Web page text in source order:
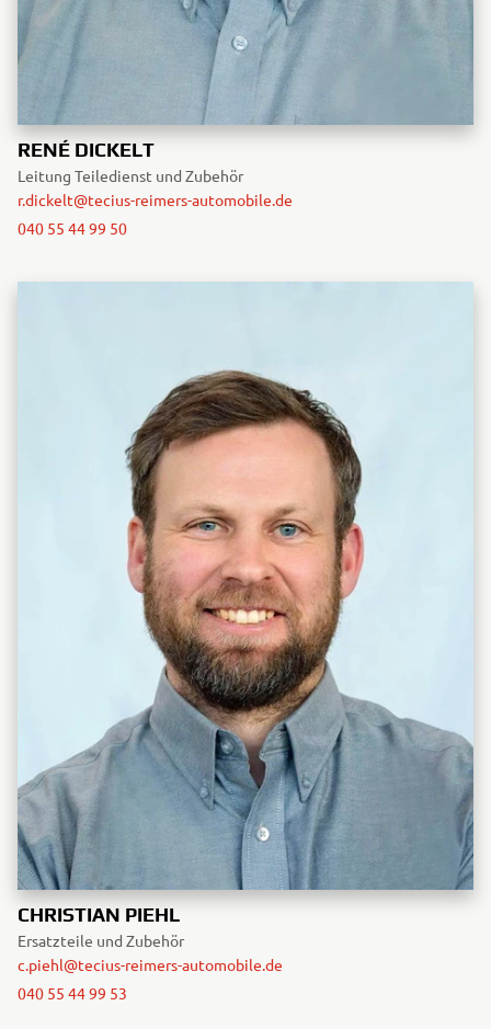
RENÉ DICKELT
Leitung Teiledienst und Zubehör
r.dickelt@tecius-reimers-automobile.de
040 55 44 99 50
CHRISTIAN PIEHL
Ersatzteile und Zubehör
c.piehl@tecius-reimers-automobile.de
040 55 44 99 53